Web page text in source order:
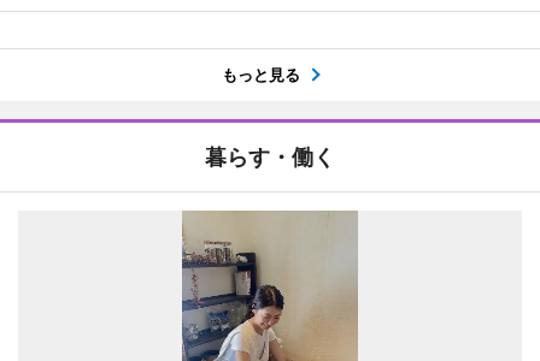
もっと見る
暮らす・働く